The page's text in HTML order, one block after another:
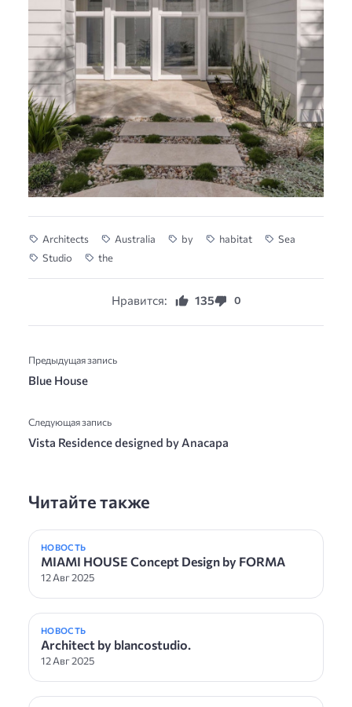
Architects Australia by habitat
Sea
Studio
the
Нравится: 135 0
Предыдущая запись
Blue House
Следующая запись
Vista Residence designed by Anacapa
Читайте также
НОВОСТЬ
MIAMI HOUSE Concept Design by FORMA
12 Авг 2025
НОВОСТЬ
Architect by blancostudio.
12 Авг 2025